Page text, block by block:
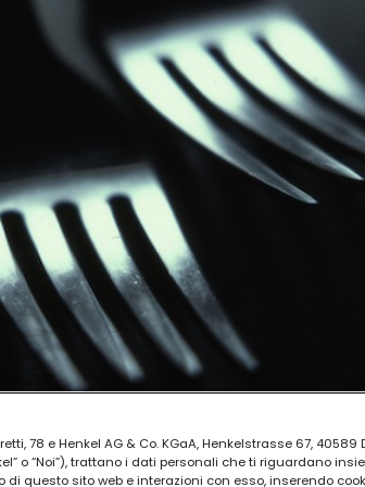
78 e Henkel AG & Co. KGaA, Henkelstrasse 67,
o “Noi”), trattano i dati personali che ti riguardano
di questo sito web e interazioni con esso, inserendo